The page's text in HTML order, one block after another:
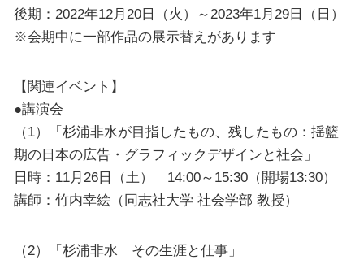
後期：2022年12月20日（火）～2023年1月29日（日）
※会期中に一部作品の展示替えがあります
【関連イベント】
●講演会
（1）「杉浦非水が目指したもの、残したもの：揺籃
期の日本の広告・グラフィックデザインと社会」
日時：11月26日（土） 14:00～15:30（開場13:30）
講師：竹内幸絵（同志社大学 社会学部 教授）
（2）「杉浦非水 その生涯と仕事」